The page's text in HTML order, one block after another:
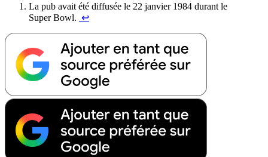
La pub avait été diffusée le 22 janvier 1984 durant le
Super Bowl. ↩︎